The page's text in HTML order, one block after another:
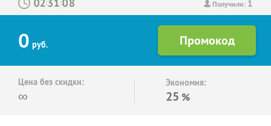
Получили: 1
: :
0 руб.
Цена без скидки:
∞
Экономия:
25 %